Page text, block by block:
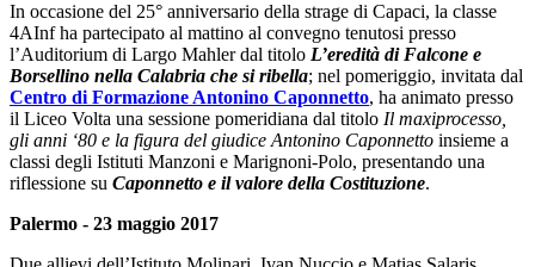
In occasione del 25° anniversario della strage di Capaci, la classe
4AInf ha partecipato al mattino al convegno tenutosi presso
l’Auditorium di Largo Mahler dal titolo L’eredità di Falcone e
Borsellino nella Calabria che si ribella; nel pomeriggio, invitata dal
Centro di Formazione Antonino Caponnetto, ha animato presso
il Liceo Volta una sessione pomeridiana dal titolo Il maxiprocesso,
gli anni ‘80 e la figura del giudice Antonino Caponnetto insieme a
classi degli Istituti Manzoni e Marignoni-Polo, presentando una
riflessione su Caponnetto e il valore della Costituzione.
Palermo - 23 maggio 2017